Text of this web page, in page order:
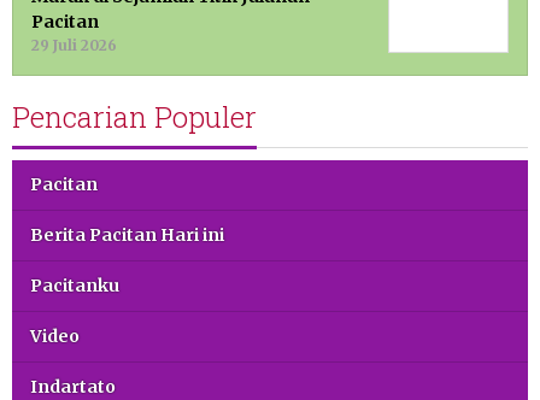
Pacitan
29 Juli 2026
Pencarian Populer
Pacitan
Berita Pacitan Hari ini
Pacitanku
Video
Indartato